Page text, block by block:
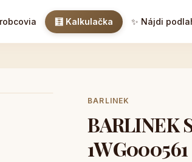
🧮 Kalkulačka ✨ Nájdi
BARLINEK
BARLINEK
1WG000561